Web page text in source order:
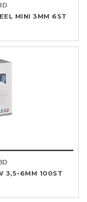
MINI 3MM 6ST
3,5-6MM 100ST